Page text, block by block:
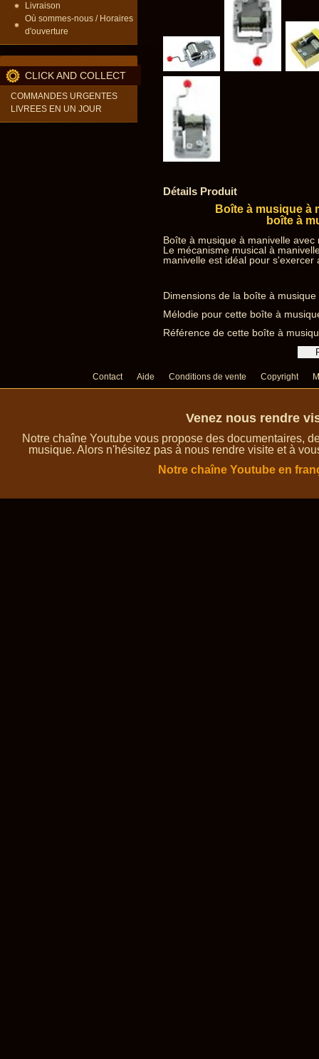
Livraison
Où sommes-nous / Horaires
d'ouverture
CLICK AND COLLECT
COMMANDES URGENTES
LIVREES EN UN JOUR
Détails Produit
Boîte à musique à
boîte à
Boîte à musique à manivelle
Le mécanisme musical à
manivelle est idéal pour s'exercer
Dimensions de la boîte à
Mélodie pour cette boîte à
Référence de cette boîte à
Contact Aide Conditions de vente Copyright
Venez nous rendre
Notre chaîne Youtube vous propose des documentaires,
musique. Alors n'hésitez pas à nous rendre visite et à
Notre chaîne Youtube en